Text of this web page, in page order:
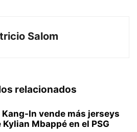
Salom
relacionados
Kang-In vende más jerseys
Kylian Mbappé en el PSG